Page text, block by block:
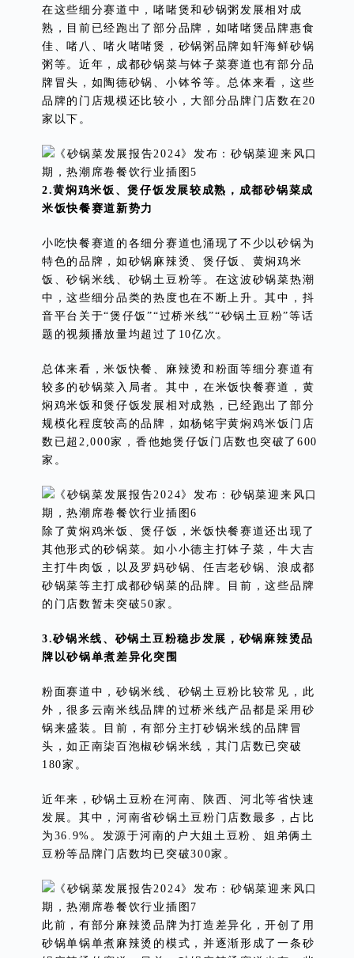
在这些细分赛道中，啫啫煲和砂锅粥发展相对成
熟，目前已经跑出了部分品牌，如啫啫煲品牌惠食
佳、啫八、啫火啫啫煲，砂锅粥品牌如轩海鲜砂锅
粥等。近年，成都砂锅菜与钵子菜赛道也有部分品
牌冒头，如陶德砂锅、小钵爷等。总体来看，这些
品牌的门店规模还比较小，大部分品牌门店数在20
家以下。
2.黄焖鸡米饭、煲仔饭发展较成熟，成都砂锅菜成
米饭快餐赛道新势力
小吃快餐赛道的各细分赛道也涌现了不少以砂锅为
特色的品牌，如砂锅麻辣烫、煲仔饭、黄焖鸡米
饭、砂锅米线、砂锅土豆粉等。在这波砂锅菜热潮
中，这些细分品类的热度也在不断上升。其中，抖
音平台关于“煲仔饭”“过桥米线”“砂锅土豆粉”等话
题的视频播放量均超过了10亿次。
总体来看，米饭快餐、麻辣烫和粉面等细分赛道有
较多的砂锅菜入局者。其中，在米饭快餐赛道，黄
焖鸡米饭和煲仔饭发展相对成熟，已经跑出了部分
规模化程度较高的品牌，如杨铭宇黄焖鸡米饭门店
数已超2,000家，香他她煲仔饭门店数也突破了600
家。
除了黄焖鸡米饭、煲仔饭，米饭快餐赛道还出现了
其他形式的砂锅菜。如小小德主打钵子菜，牛大吉
主打牛肉饭，以及罗妈砂锅、任吉老砂锅、浪成都
砂锅菜等主打成都砂锅菜的品牌。目前，这些品牌
的门店数暂未突破50家。
3.砂锅米线、砂锅土豆粉稳步发展，砂锅麻辣烫品
牌以砂锅单煮差异化突围
粉面赛道中，砂锅米线、砂锅土豆粉比较常见，此
外，很多云南米线品牌的过桥米线产品都是采用砂
锅来盛装。目前，有部分主打砂锅米线的品牌冒
头，如正南柒百泡椒砂锅米线，其门店数已突破
180家。
近年来，砂锅土豆粉在河南、陕西、河北等省快速
发展。其中，河南省砂锅土豆粉门店数最多，占比
为36.9%。发源于河南的户大姐土豆粉、姐弟俩土
豆粉等品牌门店数均已突破300家。
此前，有部分麻辣烫品牌为打造差异化，开创了用
砂锅单锅单煮麻辣烫的模式，并逐渐形成了一条砂